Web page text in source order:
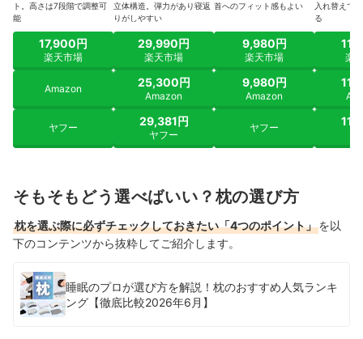
ト。高さは7段階で調整可
能
17,900円
楽天市場
Amazon
ヤフー
立体構造。弾力があり寝返
りがしやすい
29,990円
楽天市場
25,300円
Amazon
29,381円
ヤフー
首へのフィット感もよい
9,980円
楽天市場
9,980円
Amazon
ヤフー
入れ替えで
る
楽
そもそもどう選べばいい？枕の選び方
枕を選ぶ際に必ずチェックしておきたい「4つのポイント」を以
下のコンテンツから抜粋してご紹介します。
睡眠のプロが選び方を解説！枕のおすすめ人気ランキ
ング【徹底比較2026年6月】